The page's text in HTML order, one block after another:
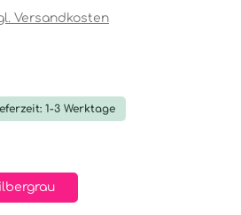
Versandkosten
von 0 von 5 Sternen
1-3 Werktage